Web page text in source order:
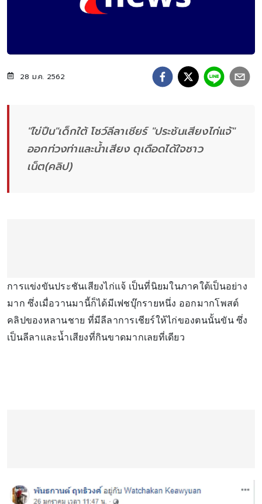
28 ม.ค. 2562
"ไข่ปืน"เด็กใต้ โชว์ลีลาเชียร์ "ประชันเสียงไก่แจ้"
ออกท่วงท่าและน้ำเสียง ดุเดือดได้ใจชาว
เน็ต(คลิป)
การแข่งขันประชันเสียงไก่แจ้ เป็นที่นิยมในภาคใต้เป็นอย่าง
มาก ซึ่งเมื่อวานมานี้ก็ได้มีเฟชบุ๊กรายหนึ่ง ออกมากโพสต์
คลิปของหลานชาย ที่มีลีลาการเชียร์ให้ไก่ของตนนั้นขัน ซึ่ง
เป็นลีลาและน้ำเสียงที่กินขาดมากเลยที่เดียว